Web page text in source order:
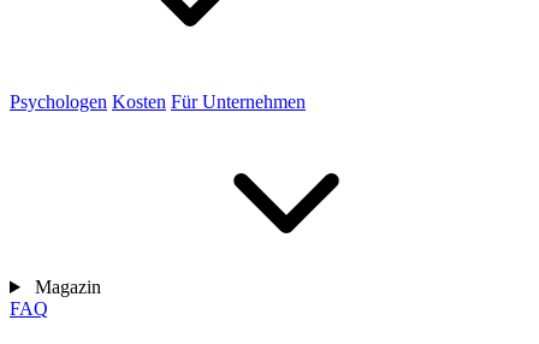
Psychologen Kosten Für Unternehmen
Magazin
FAQ